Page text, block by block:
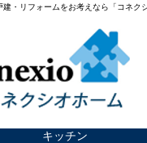
・リフォームをお考えなら「コネク
キッチン